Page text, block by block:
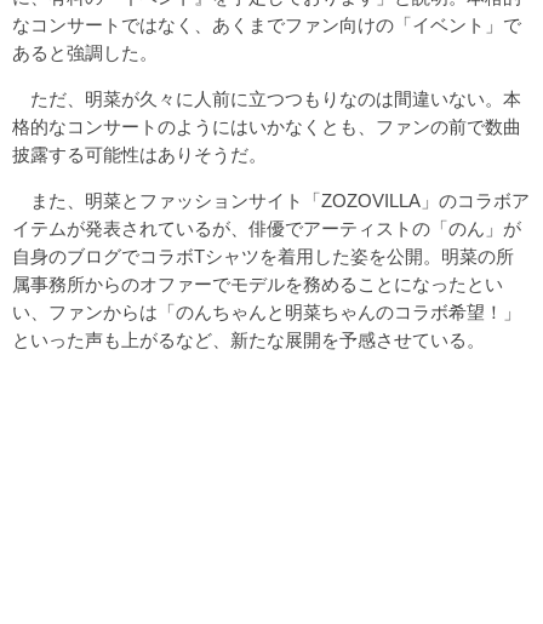
なコンサートではなく、あくまでファン向けの「イベント」で
あると強調した。
ただ、明菜が久々に人前に立つつもりなのは間違いない。本
格的なコンサートのようにはいかなくとも、ファンの前で数曲
披露する可能性はありそうだ。
また、明菜とファッションサイト「ZOZOVILLA」のコラボア
イテムが発表されているが、俳優でアーティストの「のん」が
自身のブログでコラボTシャツを着用した姿を公開。明菜の所
属事務所からのオファーでモデルを務めることになったとい
い、ファンからは「のんちゃんと明菜ちゃんのコラボ希望！」
といった声も上がるなど、新たな展開を予感させている。